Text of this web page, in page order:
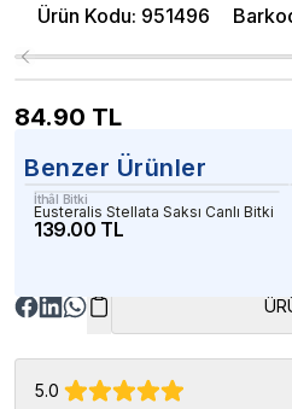
Ürün Kodu: 951496
84.90 TL
Benzer Ürünler
İthâl Bitki
Eusteralis Stellata Saksı Canlı Bitki
139.00 TL
5.0